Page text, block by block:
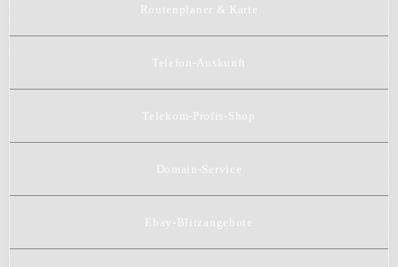
Routenplaner & Karte
Telefon-Auskunft
Telekom-Profis-Shop
Domain-Service
Ebay-Blitzangebote